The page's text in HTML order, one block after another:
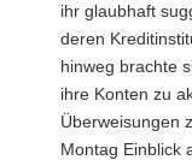
ihr glaubhaft
deren
hinweg brachte
ihre Konten zu
Überweisungen
Montag Einblick